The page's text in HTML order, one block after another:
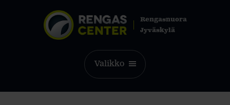
Rengasnuora
Jyväskylä
Valikko